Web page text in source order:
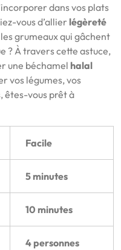
dans vos plats
vous d’allier légèreté
grumeaux qui gâchent
? À travers cette astuce,
une béchamel halal
vos légumes, vos
êtes-vous prêt à
Facile
5 minutes
10 minutes
4 personnes